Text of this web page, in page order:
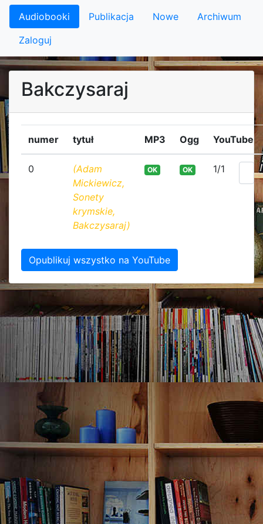
Audiobooki Publikacja Nowe
Archiwum
Zaloguj
Bakczysaraj
numer tytuł MP3 Ogg YouTube
0
(Adam
Mickiewicz,
Sonety
krymskie,
Bakczysaraj)
OK OK 1/1
Opublikuj wszystko na YouTube